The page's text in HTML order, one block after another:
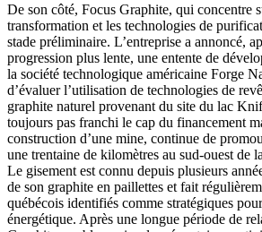
De son côté, Focus Graphite, qui concentre
transformation et les technologies de
stade préliminaire. L’entreprise a annoncé,
progression plus lente, une entente de
la société technologique américaine Forge
d’évaluer l’utilisation de technologies de
graphite naturel provenant du site du lac
toujours pas franchi le cap du financement
construction d’une mine, continue de
une trentaine de kilomètres au sud-ouest de
Le gisement est connu depuis plusieurs
de son graphite en paillettes et fait
québécois identifiés comme stratégiques
énergétique. Après une longue période de